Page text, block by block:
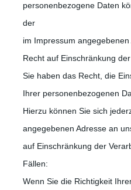
personenbezogene Daten
der
im Impressum angegebenen
Recht auf Einschränkung
Sie haben das Recht, die
Ihrer personenbezogenen
Hierzu können Sie sich
angegebenen Adresse an
auf Einschränkung der
Fällen:
Wenn Sie die Richtigkeit